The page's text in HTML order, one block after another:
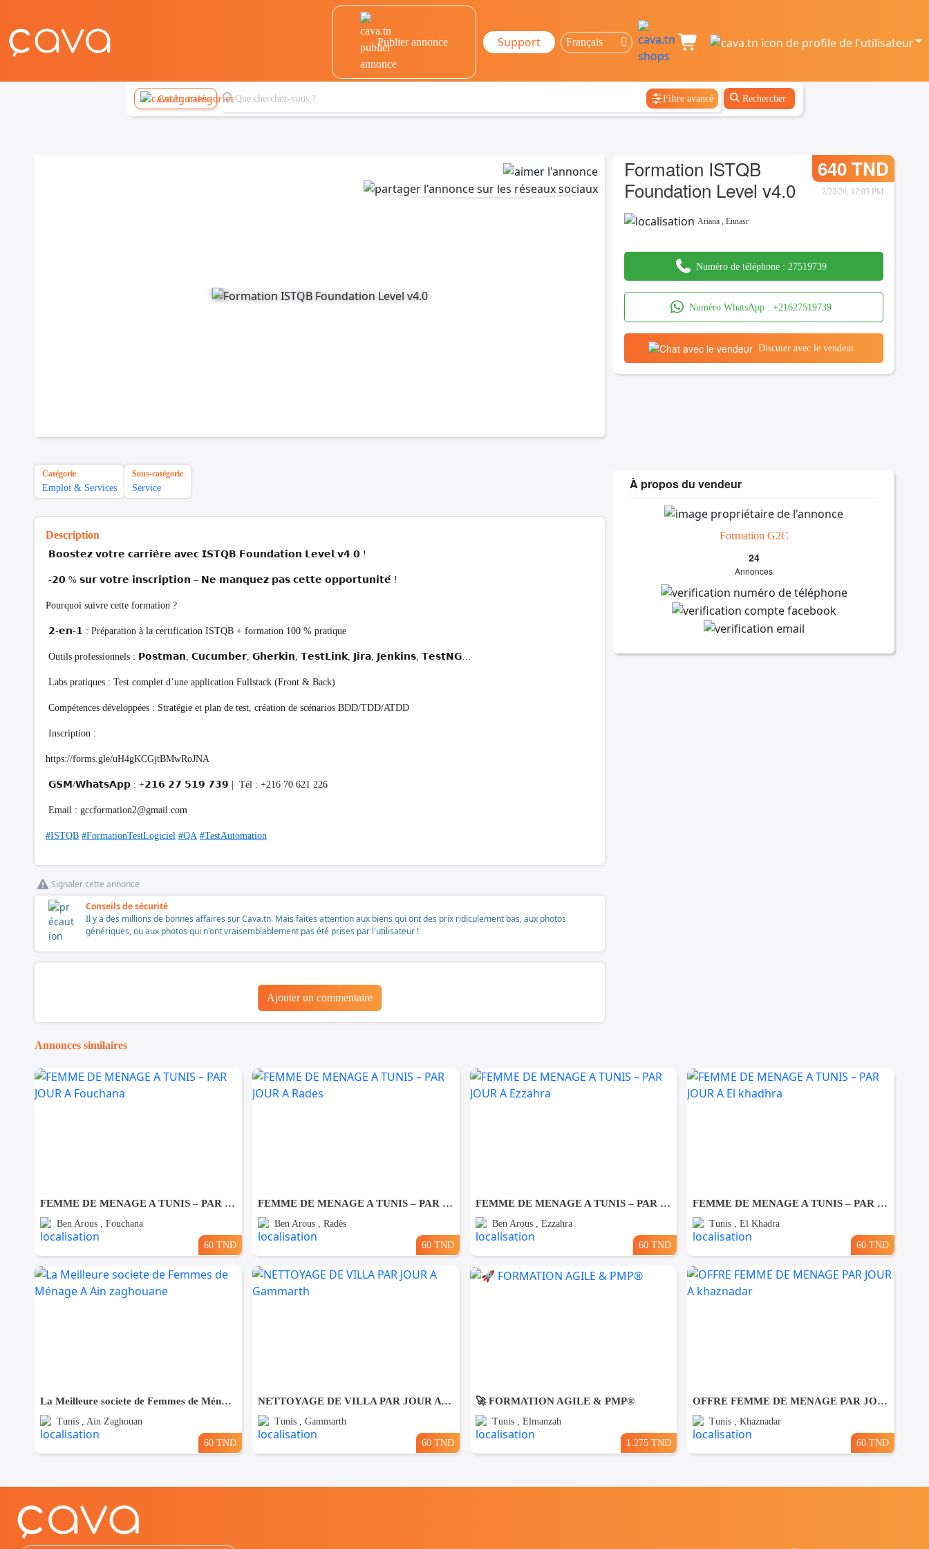
Publier annonce Support
Catégories Filtre avancé Rechercher
Formation ISTQB
Foundation Level v4.0
640 TND
2/22/26, 12:03 PM
Ariana ,Ennasr
Numéro de téléphone : 27519739
Numéro WhatsApp : +21627519739
Discuter avec le vendeur
Catégorie
Emploi & Services
Sous-catégorie
Service
Description
𝗕𝗼𝗼𝘀𝘁𝗲𝘇 𝘃𝗼𝘁𝗿𝗲 𝗰𝗮𝗿𝗿𝗶𝗲̀𝗿𝗲 𝗮𝘃𝗲𝗰 𝗜𝗦𝗧𝗤𝗕 𝗙𝗼𝘂𝗻𝗱𝗮𝘁𝗶𝗼𝗻 𝗟𝗲𝘃𝗲𝗹 𝘃𝟰.𝟬 !
-𝟮𝟬 % 𝘀𝘂𝗿 𝘃𝗼𝘁𝗿𝗲 𝗶𝗻𝘀𝗰𝗿𝗶𝗽𝘁𝗶𝗼𝗻 – 𝗡𝗲 𝗺𝗮𝗻𝗾𝘂𝗲𝘇 𝗽𝗮𝘀 𝗰𝗲𝘁𝘁𝗲 𝗼𝗽𝗽𝗼𝗿𝘁𝘂𝗻𝗶𝘁𝗲́ !
Pourquoi suivre cette formation ?
𝟮‑𝗲𝗻‑𝟭 : Préparation à la certification ISTQB + formation 100 % pratique
Outils professionnels : 𝗣𝗼𝘀𝘁𝗺𝗮𝗻, 𝗖𝘂𝗰𝘂𝗺𝗯𝗲𝗿, 𝗚𝗵𝗲𝗿𝗸𝗶𝗻, 𝗧𝗲𝘀𝘁𝗟𝗶𝗻𝗸, 𝗝𝗶𝗿𝗮, 𝗝𝗲𝗻𝗸𝗶𝗻𝘀, 𝗧𝗲𝘀𝘁𝗡𝗚…
Labs pratiques : Test complet d’une application Fullstack (Front & Back)
Compétences développées : Stratégie et plan de test, création de scénarios BDD/TDD/ATDD
Inscription :
https://forms.gle/uH4gKCGjtBMwRoJNA
𝗚𝗦𝗠/𝗪𝗵𝗮𝘁𝘀𝗔𝗽𝗽 : +𝟮𝟭𝟲 𝟮𝟳 𝟱𝟭𝟵 𝟳𝟯𝟵 | Tél : +216 70 621 226
Email : gccformation2@gmail.com
#ISTQB #FormationTestLogiciel #QA #TestAutomation
Signaler cette annonce
Conseils de sécurité
Il y a des millions de bonnes affaires sur Cava.tn. Mais faites attention aux biens qui ont des prix ridiculement bas, aux photos
génériques, ou aux photos qui n'ont vraisemblablement pas été prises par l'utilisateur !
Ajouter un commentaire
À propos du vendeur
Formation G2C
24
Annonces
Annonces similaires
FEMME DE MENAGE A TUNIS – PAR JOUR A Fouchana
Ben Arous , Fouchana
60 TND
FEMME DE MENAGE A TUNIS – PAR JOUR A Rades
Ben Arous , Radès
60 TND
FEMME DE MENAGE A TUNIS – PAR JOUR A Ezzahra
Ben Arous , Ezzahra
60 TND
FEMME DE MENAGE A TUNIS – PAR JOUR A El khadhra
Tunis , El Khadra
60 TND
La Meilleure societe de Femmes de Ménage A Ain zaghouane
Tunis , Ain Zaghouan
60 TND
NETTOYAGE DE VILLA PAR JOUR A Gammarth
Tunis , Gammarth
60 TND
🚀 FORMATION AGILE & PMP®
Tunis , Elmanzah
1.275 TND
OFFRE FEMME DE MENAGE PAR JOUR A khaznadar
Tunis , Khaznadar
60 TND